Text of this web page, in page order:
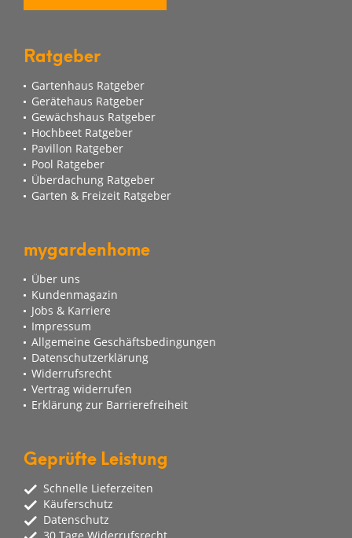
Ratgeber
Gartenhaus Ratgeber
Gerätehaus Ratgeber
Gewächshaus Ratgeber
Hochbeet Ratgeber
Pavillon Ratgeber
Pool Ratgeber
Überdachung Ratgeber
Garten & Freizeit Ratgeber
mygardenhome
Über uns
Kundenmagazin
Jobs & Karriere
Impressum
Allgemeine Geschäftsbedingungen
Datenschutzerklärung
Widerrufsrecht
Vertrag widerrufen
Erklärung zur Barrierefreiheit
Geprüfte Leistung
Schnelle Lieferzeiten
Käuferschutz
Datenschutz